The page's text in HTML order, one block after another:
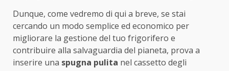
Dunque, come vedremo di qui a breve, se stai
cercando un modo semplice ed economico per
migliorare la gestione del tuo frigorifero e
contribuire alla salvaguardia del pianeta, prova a
inserire una spugna pulita nel cassetto degli